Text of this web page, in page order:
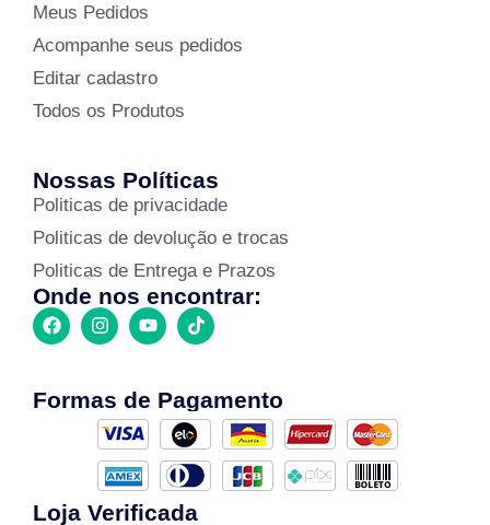
Meus Pedidos
Acompanhe seus pedidos
Editar cadastro
Todos os Produtos
Nossas Políticas
Politicas de privacidade
Politicas de devolução e trocas
Politicas de Entrega e Prazos
Onde nos encontrar:
Formas de Pagamento
Loja Verificada